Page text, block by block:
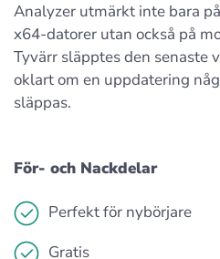
Analyzer utmärkt inte bara
x64-datorer utan också på
Tyvärr släpptes den senaste
oklart om en uppdatering
släppas.
För- och Nackdelar
Perfekt för nybörjare
Gratis